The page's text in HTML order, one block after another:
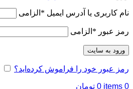
نام کاربری یا آدرس ایمیل * الزامی
رمز عبور * الزامی
ورود به سایت
رمز عبور خود را فراموش کرده‌اید؟
0
items
0 تومان